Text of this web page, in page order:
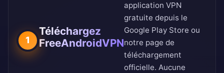
1
Téléchargez
FreeAndroidVPN
application VPN
gratuite depuis le
Google Play Store ou
notre page de
téléchargement
officielle. Aucune